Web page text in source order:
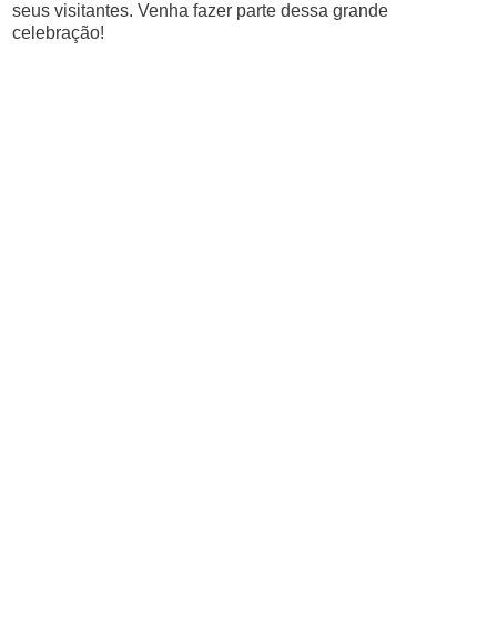
seus visitantes. Venha fazer parte dessa grande
celebração!